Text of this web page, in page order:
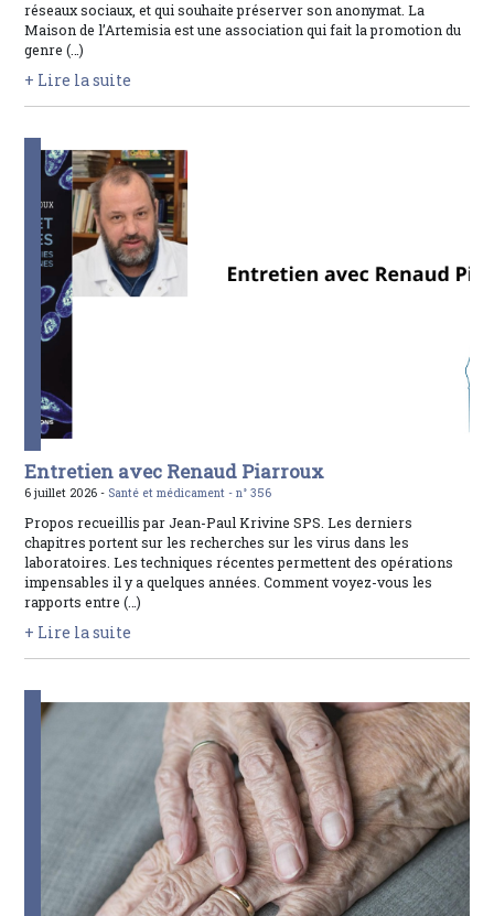
réseaux sociaux, et qui souhaite préserver son anonymat. La
Maison de l’Artemisia est une association qui fait la promotion du
genre (…)
+ Lire la suite
Entretien avec Renaud Piarroux
6 juillet 2026 - Santé et médicament -n° 356
Propos recueillis par Jean-Paul Krivine SPS. Les derniers
chapitres portent sur les recherches sur les virus dans les
laboratoires. Les techniques récentes permettent des opérations
impensables il y a quelques années. Comment voyez-vous les
rapports entre (…)
+ Lire la suite